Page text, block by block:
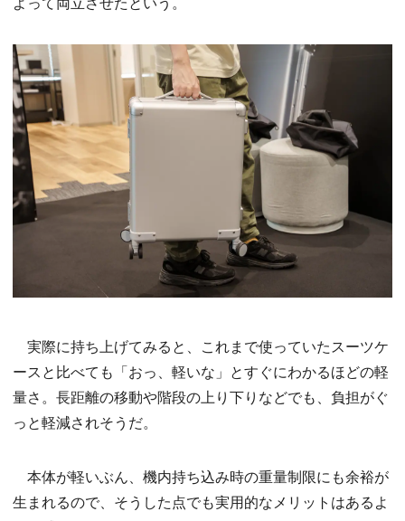
実際に持ち上げてみると、これまで使っていたスーツケ
ースと比べても「おっ、軽いな」とすぐにわかるほどの軽
量さ。長距離の移動や階段の上り下りなどでも、負担がぐ
っと軽減されそうだ。
本体が軽いぶん、機内持ち込み時の重量制限にも余裕が
生まれるので、そうした点でも実用的なメリットはあるよ